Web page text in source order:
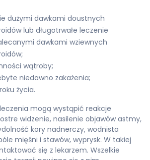
dużymi dawkami doustnych
lub długotrwałe leczenie
dawkami wziewnych
wątroby;
niedawno zakażenia;
życia.
mogą wystąpić reakcje
widzenie, nasilenie objawów astmy,
kory nadnerczy, wodnista
mięśni i stawów, wyprysk. W takiej
się z lekarzem. Wszelkie